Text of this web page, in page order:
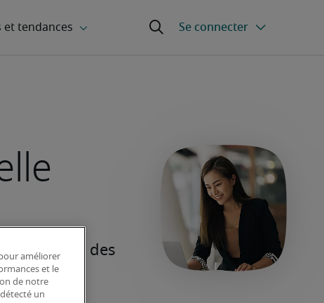
améliorer
et le
de notre
un